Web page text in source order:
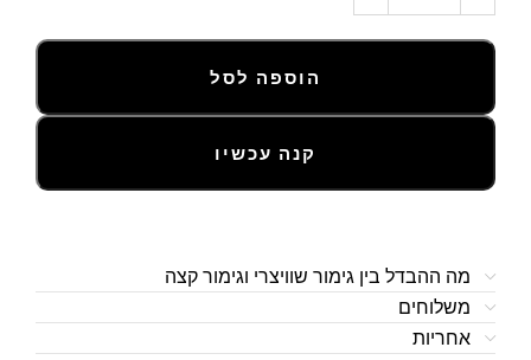
הוספה לסל
קנה עכשיו
מה ההבדל בין גימור שוויצרי וגימור קצה
משלוחים
אחריות